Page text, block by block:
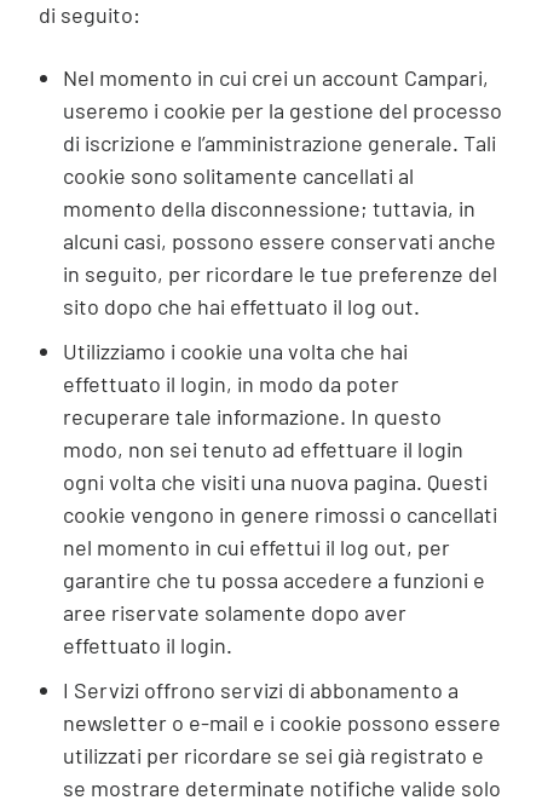
di seguito:
Nel momento in cui crei un account Campari,
useremo i cookie per la gestione del processo
di iscrizione e l’amministrazione generale. Tali
cookie sono solitamente cancellati al
momento della disconnessione; tuttavia, in
alcuni casi, possono essere conservati anche
in seguito, per ricordare le tue preferenze del
sito dopo che hai effettuato il log out.
Utilizziamo i cookie una volta che hai
effettuato il login, in modo da poter
recuperare tale informazione. In questo
modo, non sei tenuto ad effettuare il login
ogni volta che visiti una nuova pagina. Questi
cookie vengono in genere rimossi o cancellati
nel momento in cui effettui il log out, per
garantire che tu possa accedere a funzioni e
aree riservate solamente dopo aver
effettuato il login.
I Servizi offrono servizi di abbonamento a
newsletter o e-mail e i cookie possono essere
utilizzati per ricordare se sei già registrato e
se mostrare determinate notifiche valide solo